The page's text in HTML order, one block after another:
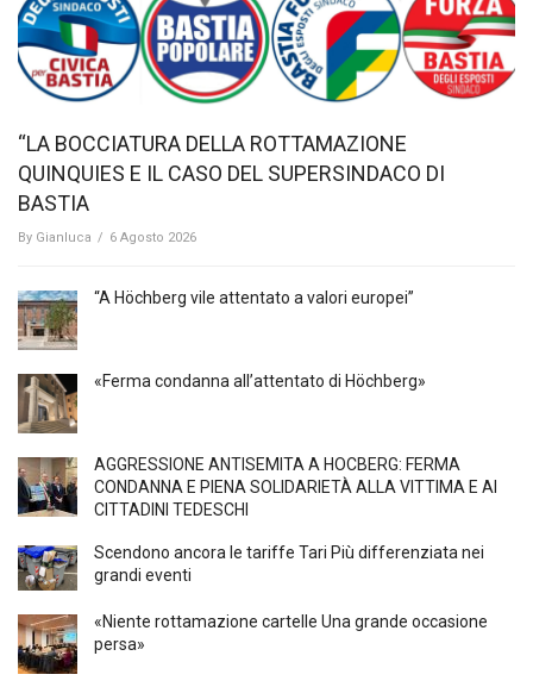
“LA BOCCIATURA DELLA ROTTAMAZIONE
QUINQUIES E IL CASO DEL SUPERSINDACO DI
BASTIA
By Gianluca / 6 Agosto 2026
“A Höchberg vile attentato a valori europei”
«Ferma condanna all’attentato di Höchberg»
AGGRESSIONE ANTISEMITA A HÖCBERG: FERMA
CONDANNA E PIENA SOLIDARIETÀ ALLA VITTIMA E AI
CITTADINI TEDESCHI
Scendono ancora le tariffe Tari Più differenziata nei
grandi eventi
«Niente rottamazione cartelle Una grande occasione
persa»